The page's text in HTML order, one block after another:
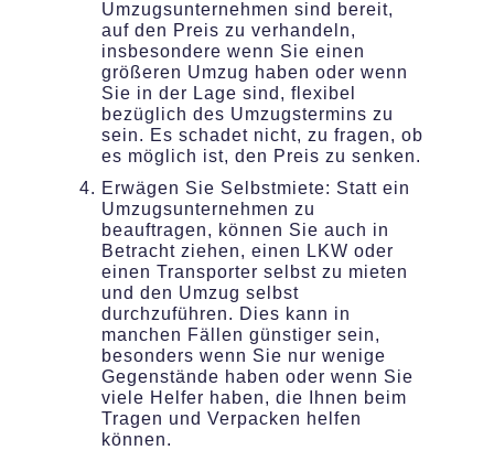
Umzugsunternehmen sind bereit,
auf den Preis zu verhandeln,
insbesondere wenn Sie einen
größeren Umzug haben oder wenn
Sie in der Lage sind, flexibel
bezüglich des Umzugstermins zu
sein. Es schadet nicht, zu fragen, ob
es möglich ist, den Preis zu senken.
Erwägen Sie Selbstmiete: Statt ein
Umzugsunternehmen zu
beauftragen, können Sie auch in
Betracht ziehen, einen LKW oder
einen Transporter selbst zu mieten
und den Umzug selbst
durchzuführen. Dies kann in
manchen Fällen günstiger sein,
besonders wenn Sie nur wenige
Gegenstände haben oder wenn Sie
viele Helfer haben, die Ihnen beim
Tragen und Verpacken helfen
können.